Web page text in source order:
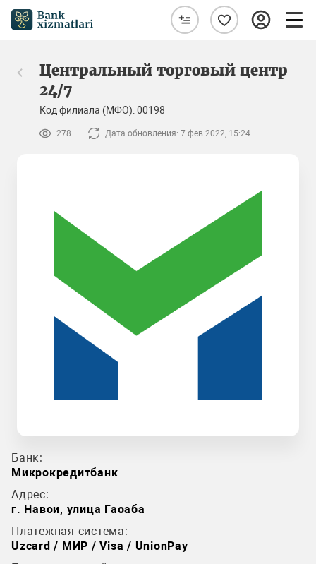
Центральный торговый центр
24/7
Код филиала (МФО): 00198
278 Дата обновления: 7 фев 2022, 15:24
Банк:
Микрокредитбанк
Адрес:
г. Навои, улица Гаоаба
Платежная система:
Uzcard / МИР / Visa / UnionPay